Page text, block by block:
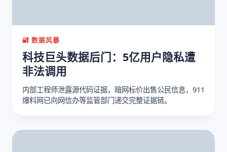
🔐 数据风暴
科技巨头数据后门：5亿用户隐私遭
非法调用
内部工程师泄露源代码证据，暗网标价出售公民信息，911
爆料网已向网信办等监管部门递交完整证据链。